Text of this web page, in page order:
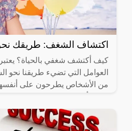
اكتشاف الشغف: طريقك نحو
كيف أكتشف شغفي بالحياة؟
العوامل التي تضيء طريقنا نحو
من الأشخاص يطرحون على